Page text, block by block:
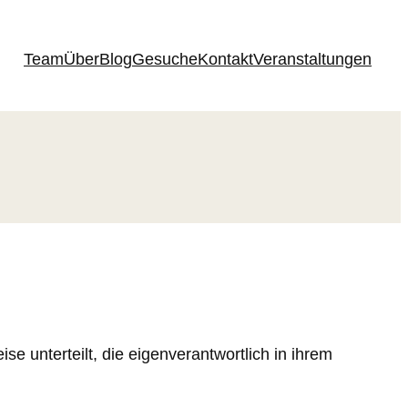
TeamÜberBlogGesucheKontaktVeranstaltungen
unterteilt, die eigenverantwortlich in ihrem